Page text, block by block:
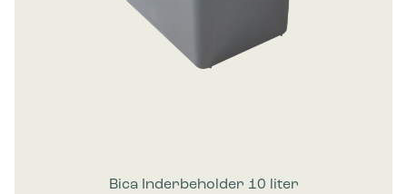
Bica Inderbeholder 10 liter